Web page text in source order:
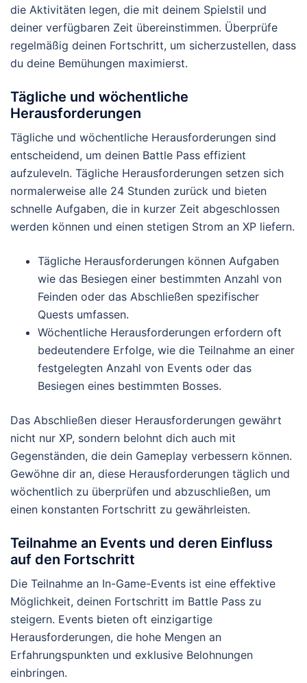
die Aktivitäten legen, die mit deinem Spielstil und
deiner verfügbaren Zeit übereinstimmen. Überprüfe
regelmäßig deinen Fortschritt, um sicherzustellen, dass
du deine Bemühungen maximierst.
Tägliche und wöchentliche
Herausforderungen
Tägliche und wöchentliche Herausforderungen sind
entscheidend, um deinen Battle Pass effizient
aufzuleveln. Tägliche Herausforderungen setzen sich
normalerweise alle 24 Stunden zurück und bieten
schnelle Aufgaben, die in kurzer Zeit abgeschlossen
werden können und einen stetigen Strom an XP liefern.
Tägliche Herausforderungen können Aufgaben
wie das Besiegen einer bestimmten Anzahl von
Feinden oder das Abschließen spezifischer
Quests umfassen.
Wöchentliche Herausforderungen erfordern oft
bedeutendere Erfolge, wie die Teilnahme an einer
festgelegten Anzahl von Events oder das
Besiegen eines bestimmten Bosses.
Das Abschließen dieser Herausforderungen gewährt
nicht nur XP, sondern belohnt dich auch mit
Gegenständen, die dein Gameplay verbessern können.
Gewöhne dir an, diese Herausforderungen täglich und
wöchentlich zu überprüfen und abzuschließen, um
einen konstanten Fortschritt zu gewährleisten.
Teilnahme an Events und deren Einfluss
auf den Fortschritt
Die Teilnahme an In-Game-Events ist eine effektive
Möglichkeit, deinen Fortschritt im Battle Pass zu
steigern. Events bieten oft einzigartige
Herausforderungen, die hohe Mengen an
Erfahrungspunkten und exklusive Belohnungen
einbringen.